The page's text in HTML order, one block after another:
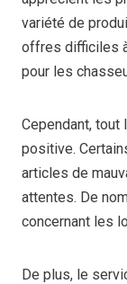
variété de
offres difficiles
pour les
Cependant, tout
positive.
articles de
attentes. De
concernant les
De plus, le